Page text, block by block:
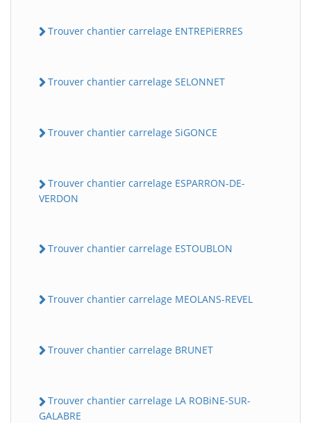
Trouver chantier carrelage ENTREPiERRES
Trouver chantier carrelage SELONNET
Trouver chantier carrelage SiGONCE
Trouver chantier carrelage ESPARRON-DE-
VERDON
Trouver chantier carrelage ESTOUBLON
Trouver chantier carrelage MEOLANS-REVEL
Trouver chantier carrelage BRUNET
Trouver chantier carrelage LA ROBiNE-SUR-
GALABRE